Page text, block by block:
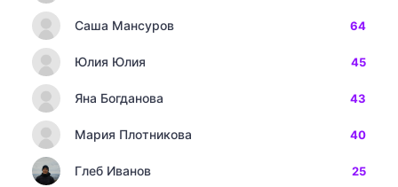
Саша Мансуров 64
Юлия Юлия 45
Яна Богданова 43
Мария Плотникова 40
Глеб Иванов 25